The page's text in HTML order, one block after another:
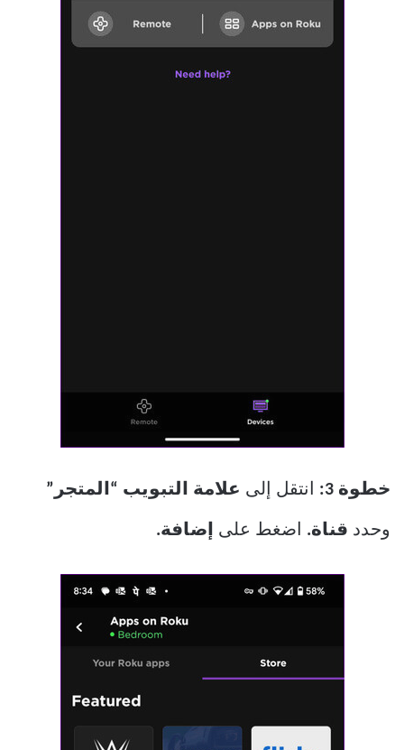
خطوة 3: انتقل إلى علامة التبويب “المتجر”
وحدد قناة. اضغط على إضافة.